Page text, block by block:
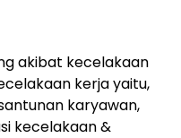
akibat kecelakaan
kerja yaitu,
karyawan,
kecelakaan &